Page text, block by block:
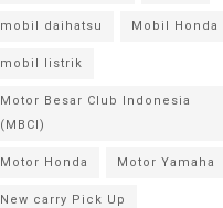
mobil daihatsu Mobil Honda
mobil listrik
Motor Besar Club Indonesia
(MBCI)
Motor Honda Motor Yamaha
New carry Pick Up